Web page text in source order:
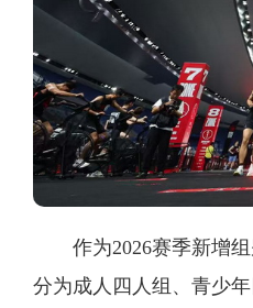
作为2026赛季新增
分为成人四人组、青少